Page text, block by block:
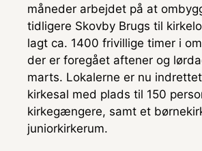
o
o
k
e
n
g
e
r
t
t
e
r
a
i
l
r
i
n
t
måneder arbejdet på at
tidligere Skovby Brugs til
lagt ca. 1400 frivillige timer i
der er foregået aftener og
marts. Lokalerne er nu
kirkesal med plads til 150
kirkegængere, samt et
juniorkirkerum.